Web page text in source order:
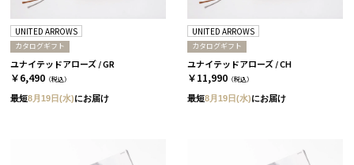
UNITED ARROWS
カタログギフト
ユナイテッドアローズ / GR
￥6,490 （税込）
最短8月19日(水)にお届け
UNITED ARROWS
カタログギフト
ユナイテッドアローズ / CH
￥11,990 （税込）
最短8月19日(水)にお届け